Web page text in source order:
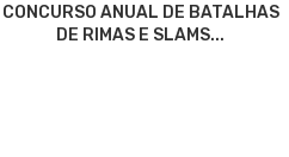
CONCURSO ANUAL DE BATALHAS
DE RIMAS E SLAMS...